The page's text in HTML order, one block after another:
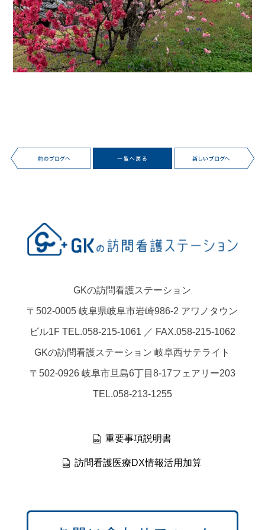
GKの訪問看護ステーション
〒502-0005 岐阜県岐阜市岩崎986-2 アワノタウン
ビル1F TEL.058-215-1061 ／ FAX.058-215-1062
GKの訪問看護ステーション 岐阜西サテライト
〒502-0926 岐阜市旦島6丁目8-17フェアリー203
TEL.058-213-1255
重要事項説明書
訪問看護医療DX情報活用加算